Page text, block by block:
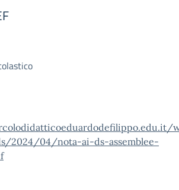
2024/04/nota-ai-ds-assemblee-